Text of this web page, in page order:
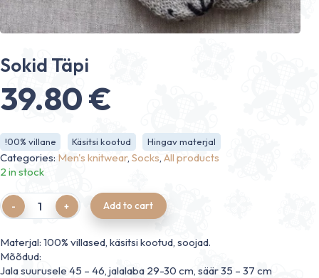
Sokid Täpi
39.80€
!00% villane Käsitsi kootud Hingav materjal
Categories: Men's knitwear, Socks, All products
2 in stock
Quantity Add to cart
Materjal: 100% villased, käsitsi kootud, soojad.
Mõõdud:
Jala suurusele 45 – 46, jalalaba 29-30 cm, säär 35 – 37 cm